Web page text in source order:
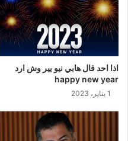
اذا احد قال هابي نيو يير وش ارد
happy new year
1 يناير، 2023